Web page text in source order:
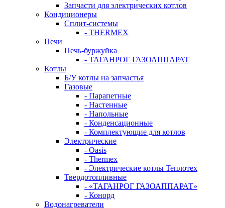
Запчасти для электрических котлов
Кондиционеры
Сплит-системы
- THERMEX
Печи
Печь-буржуйка
- ТАГАНРОГ ГАЗОАППАРАТ
Котлы
Б/У котлы на запчастья
Газовые
- Парапетные
- Настенные
- Напольные
- Конденсационные
- Комплектующие для котлов
Электрические
- Oasis
- Thermex
- Электрические котлы Теплотех
Твердотопливные
- «ТАГАНРОГ ГАЗОАППАРАТ»
- Конорд
Водонагреватели